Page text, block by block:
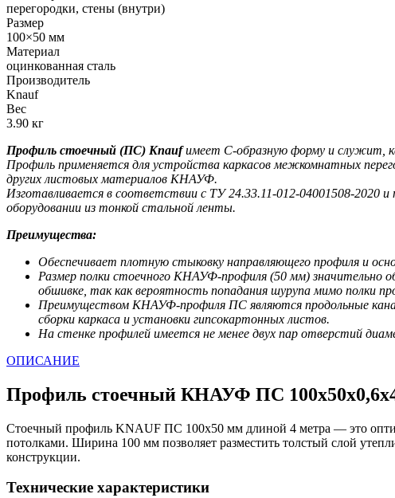
перегородки, стены (внутри)
Размер
100×50 мм
Материал
оцинкованная сталь
Производитель
Knauf
Вес
3.90 кг
Профиль стоечный (ПС) Knaufимеет С-образную форму и служит,
Профиль применяется для устройства каркасов межкомнатных
других листовых материалов КНАУФ.
Изготавливается в соответствии с ТУ 24.33.11-012-04001508-2020
оборудовании из тонкой стальной ленты.
Преимущества:
Обеспечивает плотную стыковку направляющего профиля и
Размер полки стоечного КНАУФ-профиля (50 мм) значительно
обшивке, так как вероятность попадания шурупа мимо полки
Преимуществом КНАУФ-профиля ПС являются продольные
сборки каркаса и установки гипсокартонных листов.
На стенке профилей имеется не менее двух пар отверстий
ОПИСАНИЕ
Профиль стоечный КНАУФ ПС
Стоечный профиль KNAUF ПС 100х50 мм длиной 4 метра — это
потолками. Ширина 100 мм позволяет разместить толстый слой
конструкции.
Технические характеристики